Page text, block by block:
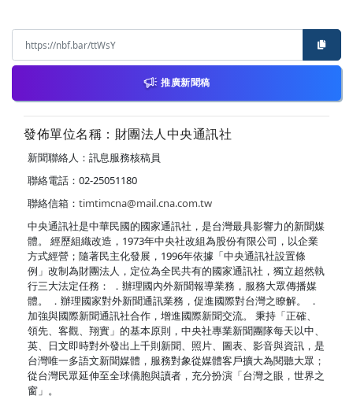
推廣新聞稿
發佈單位名稱：財團法人中央通訊社
新聞聯絡人：訊息服務核稿員
聯絡電話：02-25051180
聯絡信箱： timtimcna@mail.cna.com.tw
中央通訊社是中華民國的國家通訊社，是台灣最具影響力的新聞媒
體。 經歷組織改造，1973年中央社改組為股份有限公司，以企業
方式經營；隨著民主化發展，1996年依據「中央通訊社設置條
例」改制為財團法人，定位為全民共有的國家通訊社，獨立超然執
行三大法定任務： ．辦理國內外新聞報導業務，服務大眾傳播媒
體。 ．辦理國家對外新聞通訊業務，促進國際對台灣之瞭解。 ．
加強與國際新聞通訊社合作，增進國際新聞交流。 秉持「正確、
領先、客觀、翔實」的基本原則，中央社專業新聞團隊每天以中、
英、日文即時對外發出上千則新聞、照片、圖表、影音與資訊，是
台灣唯一多語文新聞媒體，服務對象從媒體客戶擴大為閱聽大眾；
從台灣民眾延伸至全球僑胞與讀者，充分扮演「台灣之眼，世界之
窗」。